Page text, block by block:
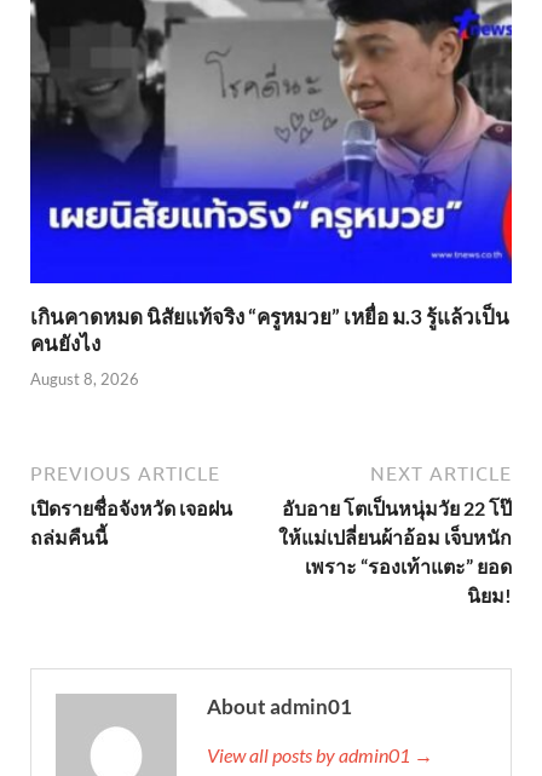
เกินคาดหมด นิสัยแท้จริง “ครูหมวย” เหยื่อ ม.3 รู้แล้วเป็น
คนยังไง
August 8, 2026
PREVIOUS ARTICLE
เปิดรายชื่อจังหวัด เจอฝน
ถล่มคืนนี้
NEXT ARTICLE
อับอาย โตเป็นหนุ่มวัย 22 โป๊
ให้แม่เปลี่ยนผ้าอ้อม เจ็บหนัก
เพราะ “รองเท้าแตะ” ยอด
นิยม!
About admin01
View all posts by admin01 →